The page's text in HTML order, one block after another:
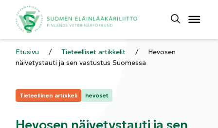
Etusivu / Tieteelliset artikkelit /
Hevosen
näivetystauti ja sen vastustus Suomessa
Kategoriat:
Tieteellinen artikkeli hevoset